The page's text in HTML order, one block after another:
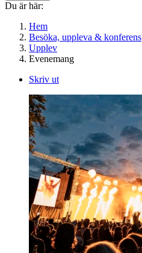
Du är här:
Hem
Besöka, uppleva & konferens
Upplev
Evenemang
Skriv ut